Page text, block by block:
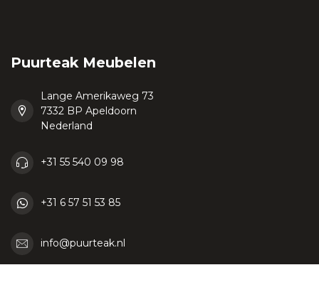
Puurteak Meubelen
Lange Amerikaweg 73
7332 BP Apeldoorn
Nederland
+31 55 540 09 98
+31 6 57 51 53 85
info@puurteak.nl